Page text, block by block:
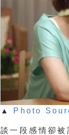
▲ Photo
談一段感情卻